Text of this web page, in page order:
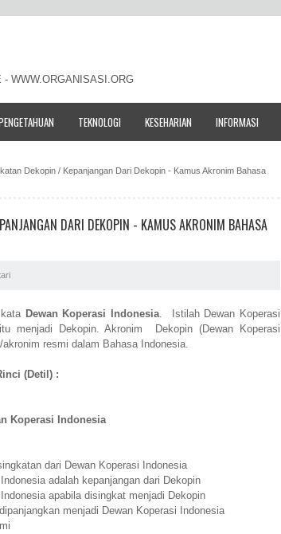
WWW.ORGANISASI.ORG
TEKNOLOGI KESEHARIAN INFORMASI
Dekopin / Kepanjangan Dari Dekopin - Kamus Akronim Bahasa
DARI DEKOPIN - KAMUS AKRONIM BAHASA
Dewan Koperasi Indonesia. Istilah Dewan Koperasi
menjadi Dekopin. Akronim Dekopin (Dewan Koperasi
akronim resmi dalam Bahasa Indonesia.
(Detil) :
Koperasi Indonesia
dari Dewan Koperasi Indonesia
adalah kepanjangan dari Dekopin
apabila disingkat menjadi Dekopin
menjadi Dewan Koperasi Indonesia